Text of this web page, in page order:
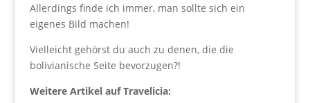
Allerdings finde ich immer, man sollte sich ein
eigenes Bild machen!
Vielleicht gehörst du auch zu denen, die die
bolivianische Seite bevorzugen?!
Weitere Artikel auf Travelicia: